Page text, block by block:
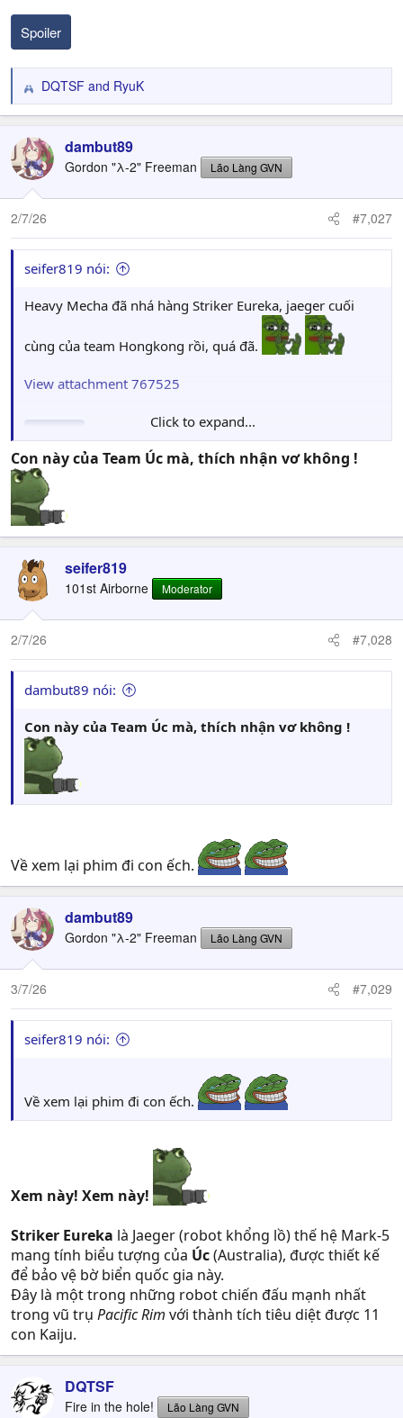
Spoiler
R
e
c
t
i
o
n
:
DQTSF and RyuK
dambut89
Gordon "λ-2" Freeman Lão Làng GVN
2/7/26 #7,027
seifer819 nói:
Heavy Mecha đã nhá hàng Striker Eureka, jaeger cuối
cùng của team Hongkong rồi, quá đã.
View attachment 767525
Spoiler
Click to expand...
Con này của Team Úc mà, thích nhận vơ không !
seifer819
101st Airborne Moderator
2/7/26 #7,028
dambut89 nói:
Con này của Team Úc mà, thích nhận vơ không !
Về xem lại phim đi con ếch.
dambut89
Gordon "λ-2" Freeman Lão Làng GVN
3/7/26 #7,029
seifer819 nói:
Về xem lại phim đi con ếch.
Xem này! Xem này!
Striker Eureka là Jaeger (robot khổng lồ) thế hệ Mark-5
mang tính biểu tượng của Úc(Australia), được thiết kế
để bảo vệ bờ biển quốc gia này.
Đây là một trong những robot chiến đấu mạnh nhất
trong vũ trụ Pacific Rim với thành tích tiêu diệt được 11
con Kaiju.
DQTSF
Fire in the hole! Lão Làng GVN